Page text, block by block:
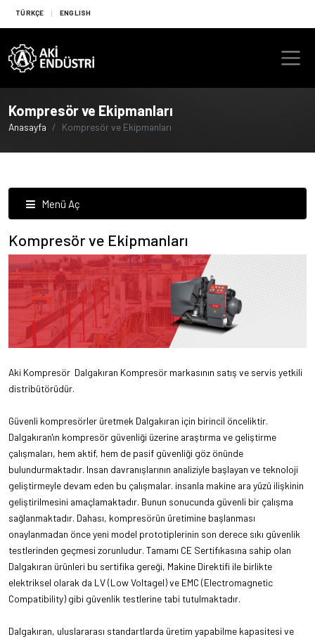
TÜRKÇE ENGLISH
Kompresör ve Ekipmanları
Anasayfa Kompresör ve Ekipmanları
Menü Aç
Kompresör ve Ekipmanları
Aki Kompresör Dalgakıran Kompresör markasının satış ve servis yetkili
distribütörüdür.
Güvenli kompresörler üretmek Dalgakıran için birincil önceliktir.
Dalgakıran'ın kompresör güvenliği üzerine araştırma ve geliştirme
çalışmaları, hem aktif, hem de pasif güvenliği göz önünde
bulundurmaktadır. Insan davranışlarının analiziyle başlayan ve teknoloji
geliştirmeyle devam eden bu çalışmalar. insanla makine ara yüzü ilişkinin
geliştirilmesini amaçlamaktadır. Bunun sonucunda güvenli bir çalışma
sağlanmaktadır. Dahası, kompresörün üretimine başlanması
onaylanmadan önce yeni model prototiplerinin son derece sıkı güvenlik
testlerinden geçmesi zorunludur. Tamamı CE Sertifıkasına sahip olan
Dalgakıran ürünleri bu sertifika gereği, Makine Direktifi ile birlikte
elektriksel olarak da LV (Low Voltagel) ve EMC (Electromagnetic
Compatibility) gibi güvenlik testlerine tabi tutulmaktadır.
Dalgakıran, uluslararası standartlarda üretim yapabilme kapasitesi ve